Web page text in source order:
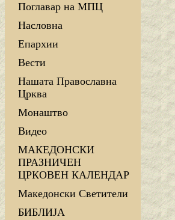
Поглавар на МПЦ
Насловна
Епархии
Вести
Нашата Православна
Црква
Монаштво
Видео
МАКЕДОНСКИ
ПРАЗНИЧЕН
ЦРКОВЕН КАЛЕНДАР
Македонски Светители
БИБЛИЈА